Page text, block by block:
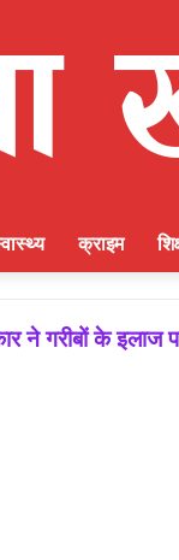
क्राइम
गरीबों के इलाज